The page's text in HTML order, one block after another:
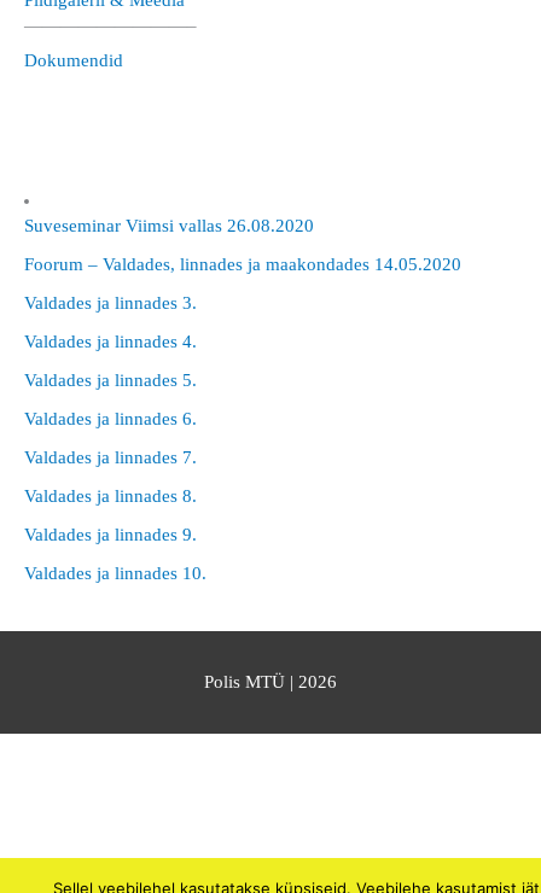
—————————–
Dokumendid
Suveseminar Viimsi vallas 26.08.2020
Foorum – Valdades, linnades ja maakondades 14.05.2020
Valdades ja linnades 3.
Valdades ja linnades 4.
Valdades ja linnades 5.
Valdades ja linnades 6.
Valdades ja linnades 7.
Valdades ja linnades 8.
Valdades ja linnades 9.
Valdades ja linnades 10.
Polis MTÜ | 2026
Sellel veebilehel kasutatakse küpsiseid. Veebilehe kasutamist